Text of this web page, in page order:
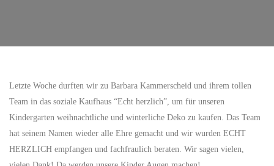
Letzte Woche durften wir zu Barbara Kammerscheid und ihrem tollen
Team in das soziale Kaufhaus “Echt herzlich”, um für unseren
Kindergarten weihnachtliche und winterliche Deko zu kaufen. Das Team
hat seinem Namen wieder alle Ehre gemacht und wir wurden ECHT
HERZLICH empfangen und fachfraulich beraten. Wir sagen vielen,